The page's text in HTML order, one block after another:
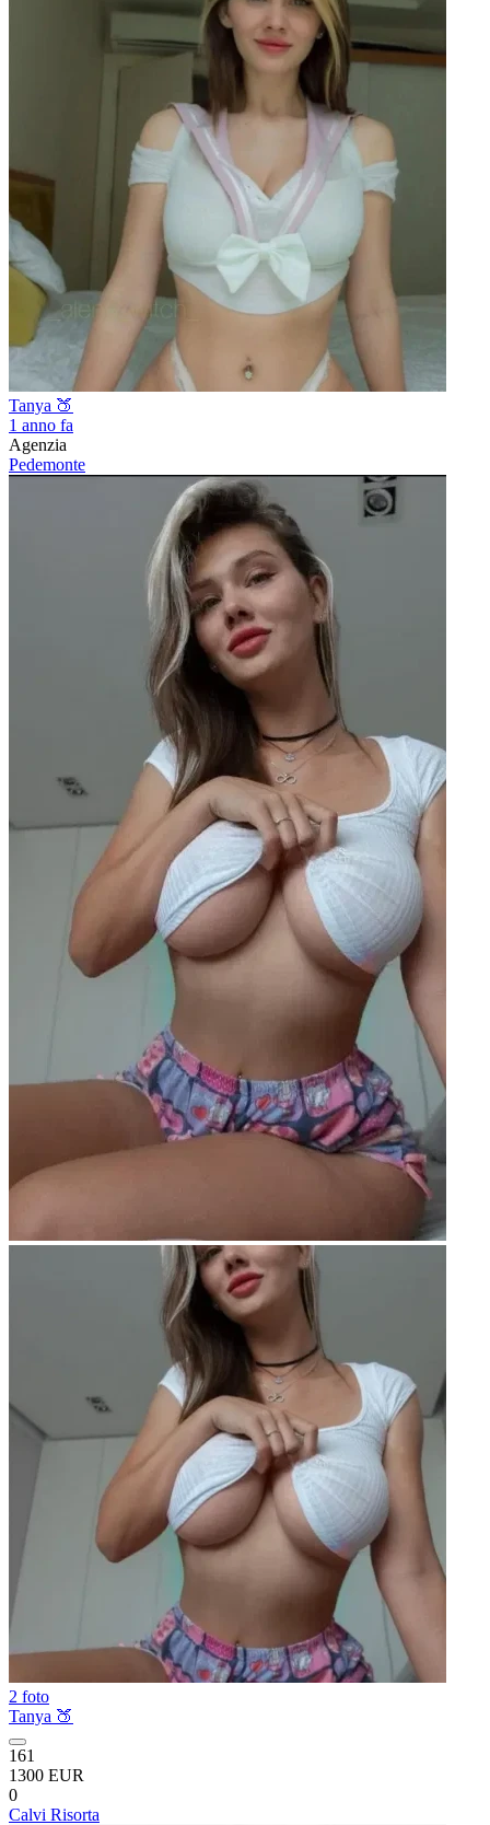
Tanya 🍑
1 anno fa
Agenzia
Pedemonte
2 foto
Tanya 🍑
161
1300 EUR
0
Calvi Risorta